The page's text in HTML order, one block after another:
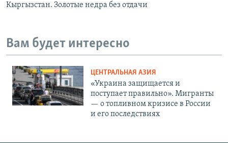
Кыргызстан. Золотые недра без отдачи
Вам будет интересно
ЦЕНТРАЛЬНАЯ АЗИЯ
«Украина защищается и
поступает правильно». Мигранты
— о топливном кризисе в России
и его последствиях